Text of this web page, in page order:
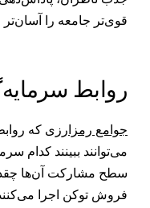
جامعه را آسان‌تر
رمزارزی که روابط
ببینند کدام
توکن اجرا می‌کنند یا